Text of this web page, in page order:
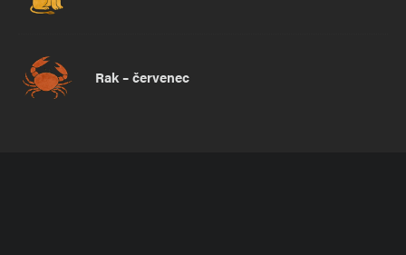
Rak – červenec